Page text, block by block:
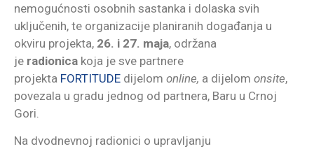
nemogućnosti osobnih sastanka i dolaska svih
uključenih, te organizacije planiranih događanja u
okviru projekta, 26. i 27. maja, održana
je radionica koja je sve partnere
projekta FORTITUDE dijelom online, a dijelom onsite,
povezala u gradu jednog od partnera, Baru u Crnoj
Gori.
Na dvodnevnoj radionici o upravljanju